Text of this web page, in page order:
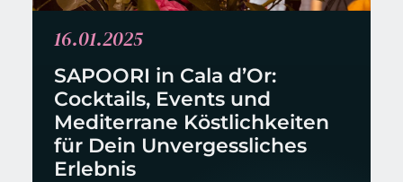
16.01.2025
SAPOORI in Cala d’Or:
Cocktails, Events und
Mediterrane Köstlichkeiten
für Dein Unvergessliches
Erlebnis